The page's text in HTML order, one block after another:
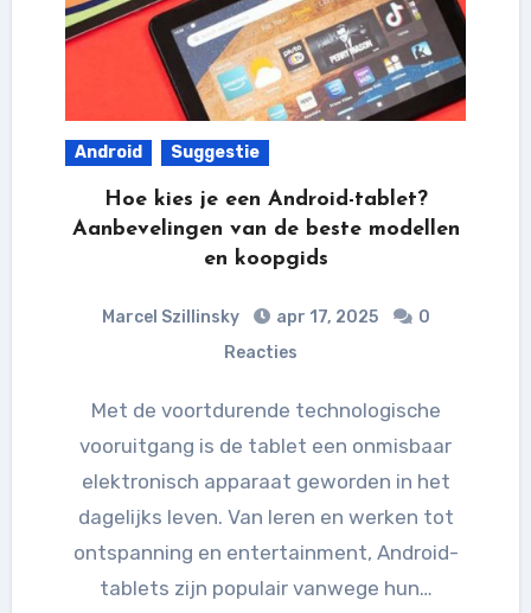
Android Suggestie
Hoe kies je een Android-tablet?
Aanbevelingen van de beste modellen
en koopgids
Marcel Szillinsky apr 17, 2025
0
Reacties
Met de voortdurende technologische
vooruitgang is de tablet een onmisbaar
elektronisch apparaat geworden in het
dagelijks leven. Van leren en werken tot
ontspanning en entertainment, Android-
tablets zijn populair vanwege hun…